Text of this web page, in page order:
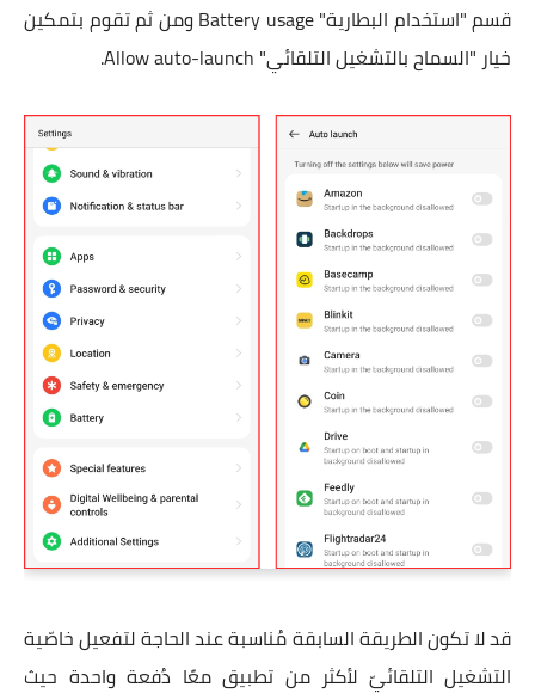
قسم "استخدام البطارية" Battery usage ومن ثم تقوم بتمكين
خيار "السماح بالتشغيل التلقائي" Allow auto-launch.
قد لا تكون الطريقة السابقة مُناسبة عند الحاجة لتفعيل خاصّية
التشغيل التلقائيّ لأكثر من تطبيق معًا دُفعة واحدة حيث